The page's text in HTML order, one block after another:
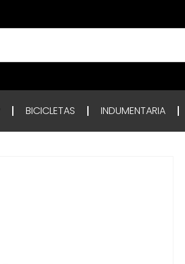
BICICLETAS INDUMENTARIA